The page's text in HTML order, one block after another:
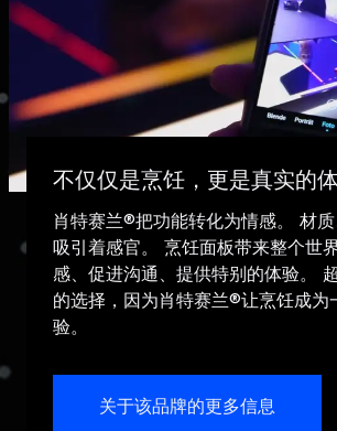
不仅仅是烹饪，更是真实的
肖特赛兰®把功能转化为情感。 材
吸引着感官。 烹饪面板带来整个世
感、促进沟通、提供特别的体验。
的选择，因为肖特赛兰®让烹饪成为
验。
关于该品牌的更多信息